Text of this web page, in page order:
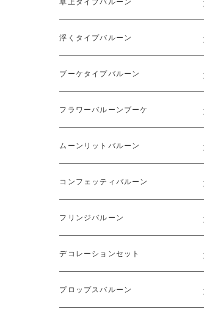
卓上タイプバルーン
浮くタイプバルーン
ブーケタイプバルーン
フラワーバルーンブーケ
ムーンリットバルーン
コンフェッティバルーン
フリンジバルーン
デコレーションセット
プロップスバルーン